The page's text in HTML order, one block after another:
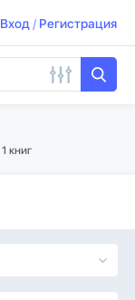
Вход/ Регистрация
1 книг